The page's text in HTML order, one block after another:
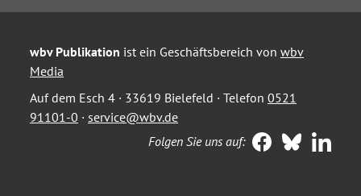
wbv Publikation ist ein Geschäftsbereich von wbv
Media
Auf dem Esch 4 · 33619 Bielefeld · Telefon 0521
91101-0 · service@wbv.de
Folgen Sie uns auf: